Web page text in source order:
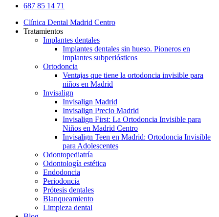
Close
687 85 14 71
Clínica Dental Madrid Centro
Tratamientos
Implantes dentales
Implantes dentales sin hueso. Pioneros en
implantes subperiósticos
Ortodoncia
Ventajas que tiene la ortodoncia invisible para
niños en Madrid
Invisalign
Invisalign Madrid
Invisalign Precio Madrid
Invisalign First: La Ortodoncia Invisible para
Niños en Madrid Centro
Invisalign Teen en Madrid: Ortodoncia Invisible
para Adolescentes
Odontopediatría
Odontología estética
Endodoncia
Periodoncia
Prótesis dentales
Blanqueamiento
Limpieza dental